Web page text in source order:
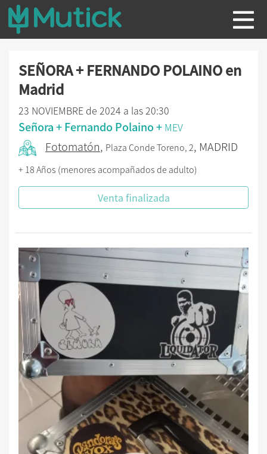
SEÑORA + FERNANDO POLAINO en
Madrid
23 NOVIEMBRE de 2024 a las 20:30
Señora + Fernando Polaino + MEV
Fotomatón, Plaza Conde Toreno, 2, MADRID
+ 18 Años (menores acompañados de adulto)
Venta finalizada